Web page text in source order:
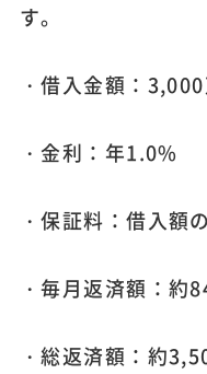
す。
・借入金額：
・金利：年1.0%
・保証料：借入額
・毎月返済額：約
・総返済額：約